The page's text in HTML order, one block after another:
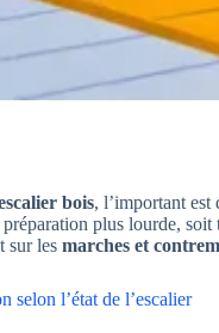
bois, l’important
plus lourde,
sur les marches et
l’état de l’escalier